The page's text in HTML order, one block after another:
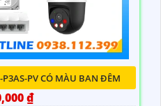
PV CÓ MÀU BAN ĐÊM
₫